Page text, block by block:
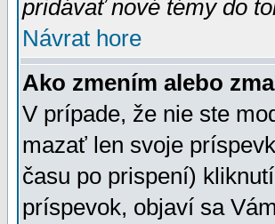
pridávať nové témy do
Návrat hore
Ako zmením alebo
V prípade, že nie ste
mazať len svoje
času po prispení)
príspevok, objaví sa